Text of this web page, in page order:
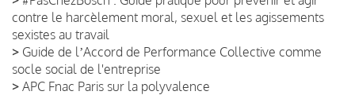
contre le harcèlement moral, sexuel et les agissements
sexistes au travail
> Guide de lʼAccord de Performance Collective comme
socle social de l'entreprise
> APC Fnac Paris sur la polyvalence